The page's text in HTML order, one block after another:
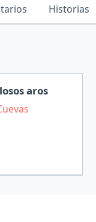
Historias
aros